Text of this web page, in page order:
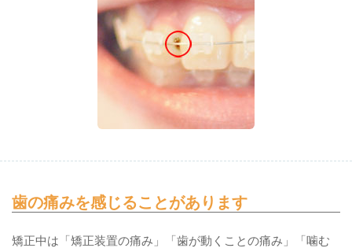
歯の痛みを感じることがあります
矯正中は「矯正装置の痛み」「歯が動くことの痛み」「噛む